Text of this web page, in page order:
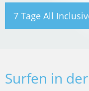
7 Tage All
Surfen in